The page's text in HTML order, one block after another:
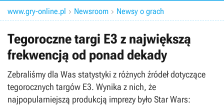
www.gry-online.pl  Newsroom  Newsy o grach
Tegoroczne targi E3 z największą
frekwencją od ponad dekady
Zebraliśmy dla Was statystyki z różnych źródeł dotyczące
tegorocznych targów E3. Wynika z nich, że
najpopularniejszą produkcją imprezy było Star Wars: